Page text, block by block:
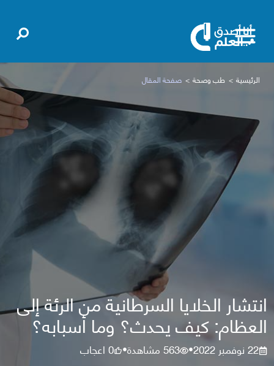
الرئيسية طب وصحة صفحة المقال
انتشار الخلايا السرطانية من الرئة إلى
العظام: كيف يحدث؟ وما أسبابه؟
22 نوفمبر 2022 •
563مشاهدة•
0اعجاب